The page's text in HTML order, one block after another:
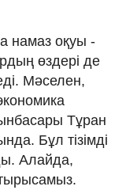
намаз оқуы -
өздері де
Мәселен,
Тұран
Бұл тізімді
Алайда,